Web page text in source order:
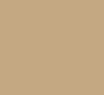
qualités de ces
possède un bon
terpènes, sa